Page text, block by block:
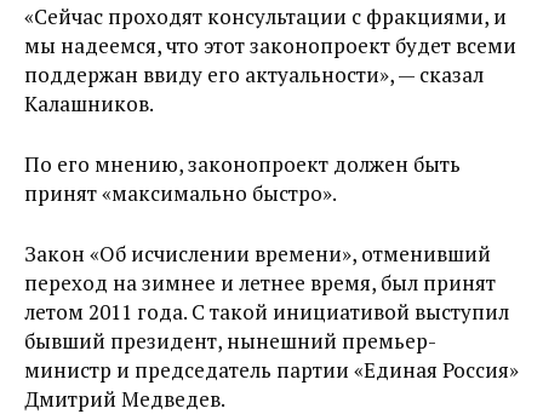
«Сейчас проходят консультации с фракциями, и
мы надеемся, что этот законопроект будет всеми
поддержан ввиду его актуальности», — сказал
Калашников.
По его мнению, законопроект должен быть
принят «максимально быстро».
Закон «Об исчислении времени», отменивший
переход на зимнее и летнее время, был принят
летом 2011 года. С такой инициативой выступил
бывший президент, нынешний премьер-
министр и председатель партии «Единая Россия»
Дмитрий Медведев.